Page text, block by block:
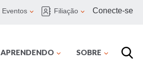
Eventos Filiação Conecte-se
APRENDENDO SOBRE